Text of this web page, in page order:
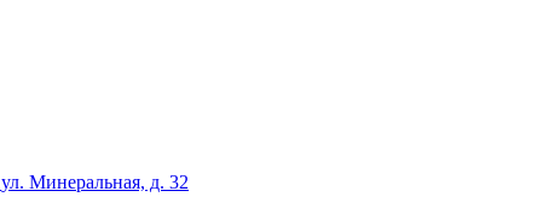
ул. Минеральная, д. 32